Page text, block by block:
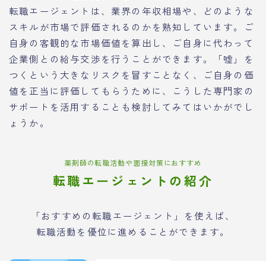
転職エージェントは、業界の年収相場や、どのような
スキルが市場で評価されるのかを熟知しています。ご
自身の客観的な市場価値を算出し、ご自身に代わって
企業側との給与交渉を行うことができます。「嘘」を
つくという大きなリスクを冒すことなく、ご自身の価
値を正当に評価してもらうために、こうした専門家の
サポートを活用することも検討してみてはいかがでし
ょうか。
薬剤師の転職活動や面接対策におすすめ
転職エージェントの紹介
「おすすめの転職エージェント」を使えば、
転職活動を優位に進めることができます。